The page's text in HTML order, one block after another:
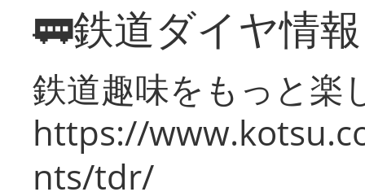
🚃鉄道ダイヤ情
鉄道趣味をもっと楽
https://
nts/tdr/